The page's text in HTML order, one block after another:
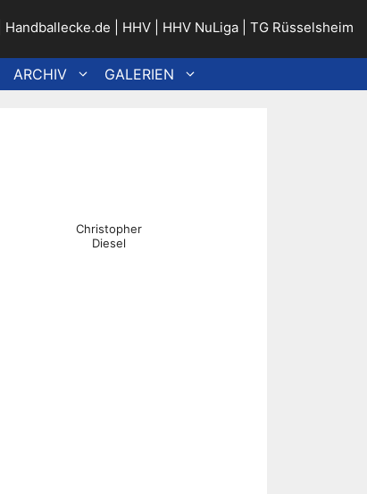
Handballecke.de HHV HHV NuLiga TG Rüsselsheim
ARCHIV GALERIEN
Christopher
Diesel